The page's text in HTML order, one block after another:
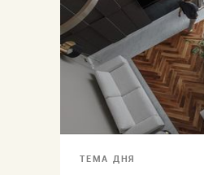
ТЕМА ДНЯ